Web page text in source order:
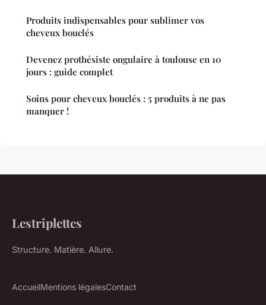
Produits indispensables pour sublimer vos
cheveux bouclés
Devenez prothésiste ongulaire à toulouse en 10
jours : guide complet
Soins pour cheveux bouclés : 5 produits à ne pas
manquer !
Lestriplettes
Structure. Matière. Allure.
AccueilMentions légalesContact